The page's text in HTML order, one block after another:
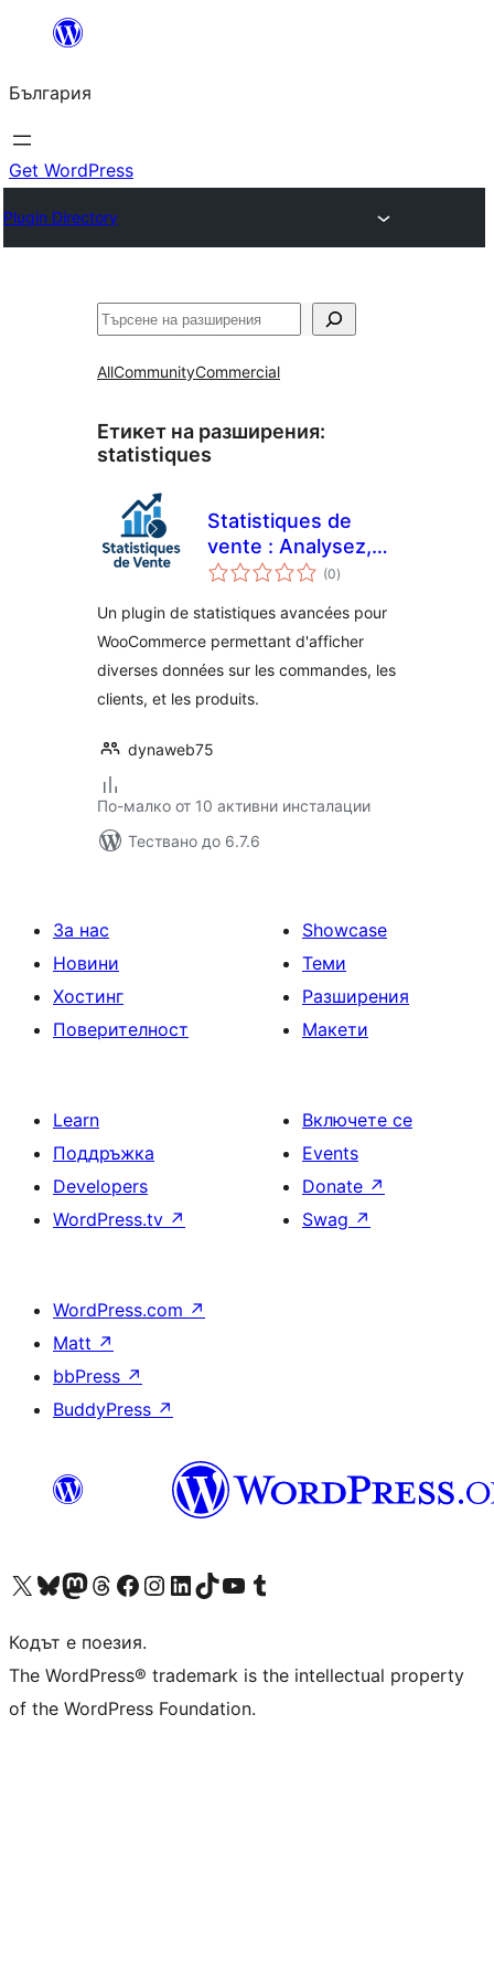
България
Get WordPress
Plugin Directory
Търсене
AllCommunityCommercial
Етикет на разширения:
statistiques
Statistiques de
vente : Analysez,
optimisez, vendez
(0общо
оценки
)
Un plugin de statistiques avancées pour
WooCommerce permettant d'afficher
diverses données sur les commandes, les
clients, et les produits.
dynaweb75
По-малко от 10 активни инсталации
Тествано до 6.7.6
За нас
Новини
Хостинг
Поверителност
Showcase
Теми
Разширения
Макети
Learn
Поддръжка
Developers
WordPress.tv ↗
Включете се
Events
Donate ↗
Swag ↗
WordPress.com ↗
Matt ↗
bbPress ↗
BuddyPress ↗
Visit our X (formerly Twitter) account
Visit our Bluesky account
Visit our Mastodon account
Visit our Threads account
Посетете нашата страница във Facebook
Посетете нашия профил в Instagram
Посетете нашия профил в LinkedIn
Visit our TikTok account
Visit our YouTube channel
Visit our Tumblr account
Кодът е поезия.
The WordPress® trademark is the intellectual property
of the WordPress Foundation.